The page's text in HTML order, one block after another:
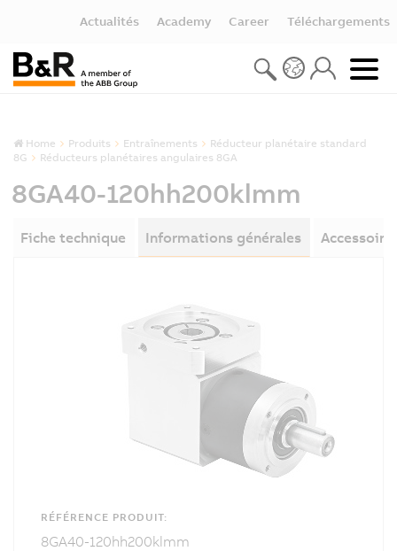
Actualités Academy Career Téléchargements
Home Produits Entraînements
Réducteur planétaire standard
8G
Réducteurs planétaires angulaires 8GA
8GA40-120hh200klmm
Fiche technique Informations générales
RÉFÉRENCE PRODUIT:
8GA40-120hh200klmm